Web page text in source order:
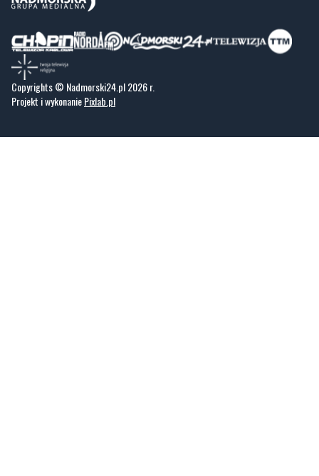
Copyrights © Nadmorski24.pl 2026 r.
Projekt i wykonaniePixlab.pl